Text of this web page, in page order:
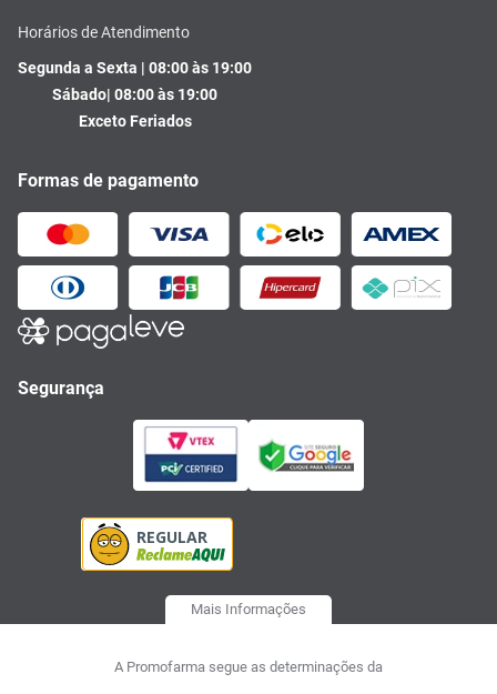
Horários de Atendimento
Segunda a Sexta | 08:00 às 19:00
Sábado| 08:00 às 19:00
Exceto Feriados
Formas de pagamento
Segurança
Mais Informações
A Promofarma segue as determinações da